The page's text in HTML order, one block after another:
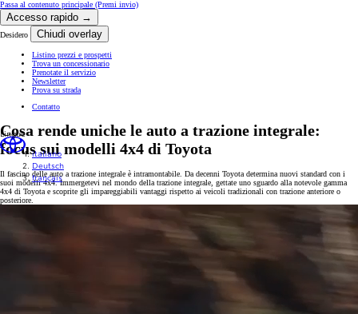
Passa al contenuto principale (Premi invio)
Accesso rapido →
Desidero Chiudi overlay
Listino prezzi e prospetti
Trova un concessionario
Prenotate il servizio
Newsletter
Prova su strada
Contatto
Lingue
italiano
Deutsch
français
Cosa rende uniche le auto a trazione integrale:
focus sui modelli 4x4 di Toyota
Il fascino delle auto a trazione integrale è intramontabile. Da decenni Toyota determina nuovi standard con i
suoi modelli 4x4. Immergetevi nel mondo della trazione integrale, gettate uno sguardo alla notevole gamma
4x4 di Toyota e scoprite gli impareggiabili vantaggi rispetto ai veicoli tradizionali con trazione anteriore o
posteriore.